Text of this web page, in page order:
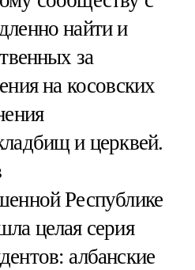
найти и
за
на косовских
и церквей.
Республике
целая серия
албанские